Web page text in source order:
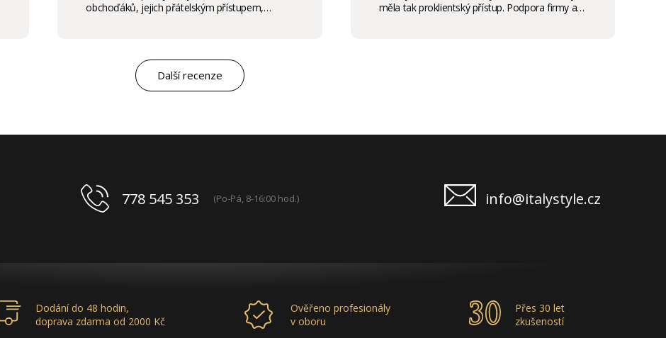
obchoďáků, jejich přátelským přístupem,
marketingovým servisem. Pro mě je to po těch
letech „druhá rodina“. Myslím, že ty roky
spolupráce mluví za vše.
měla tak proklientský přístup. Podpora firmy a
Další recenze
778 545 353 (Po-Pá, 8-16:00 hod.) info@italystyle.cz
Dodání do 48 hodin,
doprava zdarma od 2000 Kč
Ověřeno profesionály
v oboru
Přes 30 let
zkušeností